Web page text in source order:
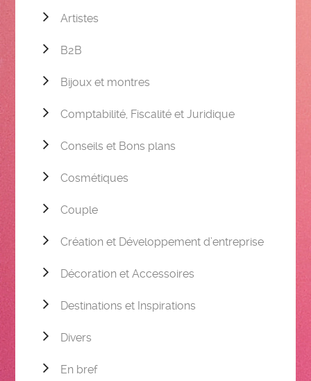
Artistes
B2B
Bijoux et montres
Comptabilité, Fiscalité et Juridique
Conseils et Bons plans
Cosmétiques
Couple
Création et Développement d’entreprise
Décoration et Accessoires
Destinations et Inspirations
Divers
En bref